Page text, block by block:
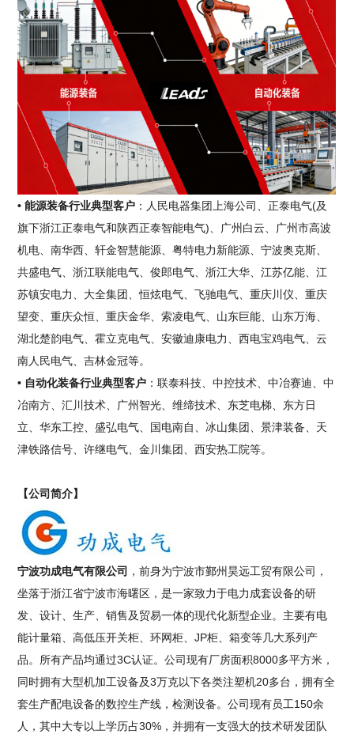
• 能源装备行业典型客户 ：人民电器集团上海公司、正泰电气(及
旗下浙江正泰电气和陕西正泰智能电气)、广州白云、广州市高波
机电、南华西、轩金智慧能源、粤特电力新能源、宁波奥克斯、
共盛电气、浙江联能电气、俊郎电气、浙江大华、江苏亿能、江
苏镇安电力、大全集团、恒炫电气、飞驰电气、重庆川仪、重庆
望变、重庆众恒、重庆金华、索凌电气、山东巨能、山东万海、
湖北楚韵电气、霍立克电气、安徽迪康电力、西电宝鸡电气、云
南人民电气、吉林金冠等。
• 自动化装备行业典型客户 ：联泰科技、中控技术、中冶赛迪、中
冶南方、汇川技术、广州智光、维缔技术、东芝电梯、东方日
立、华东工控、盛弘电气、国电南自、冰山集团、景津装备、天
津铁路信号、许继电气、金川集团、西安热工院等。
【公司简介】
宁波功成电气有限公司 ，前身为宁波市鄞州昊远工贸有限公司，
坐落于浙江省宁波市海曙区，是一家致力于电力成套设备的研
发、设计、生产、销售及贸易一体的现代化新型企业。主要有电
能计量箱、高低压开关柜、环网柜、JP柜、箱变等几大系列产
品。所有产品均通过3C认证。公司现有厂房面积8000多平方米，
同时拥有大型机加工设备及3万克以下各类注塑机20多台，拥有全
套生产配电设备的数控生产线，检测设备。公司现有员工150余
人，其中大专以上学历占30%，并拥有一支强大的技术研发团队